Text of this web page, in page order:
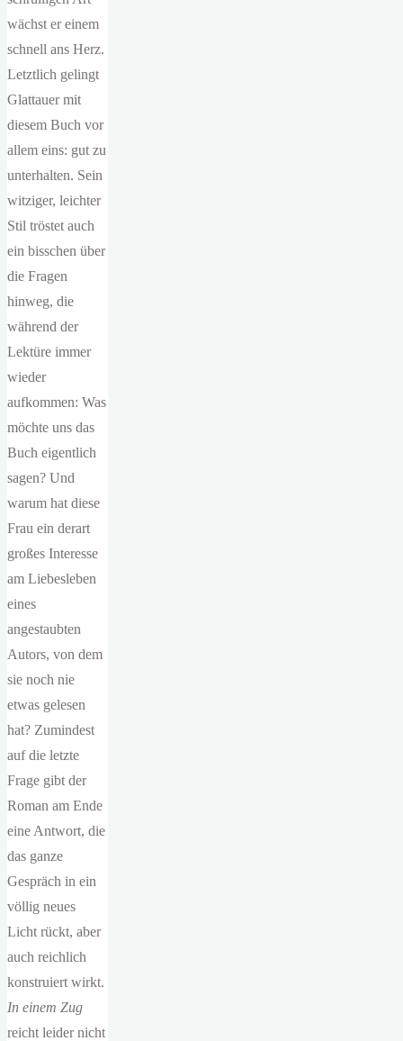
wächst er einem
schnell ans Herz.
Letztlich gelingt
Glattauer mit
diesem Buch vor
allem eins: gut zu
unterhalten. Sein
witziger, leichter
Stil tröstet auch
ein bisschen über
die Fragen
hinweg, die
während der
Lektüre immer
wieder
aufkommen: Was
möchte uns das
Buch eigentlich
sagen? Und
warum hat diese
Frau ein derart
großes Interesse
am Liebesleben
eines
angestaubten
Autors, von dem
sie noch nie
etwas gelesen
hat? Zumindest
auf die letzte
Frage gibt der
Roman am Ende
eine Antwort, die
das ganze
Gespräch in ein
völlig neues
Licht rückt, aber
auch reichlich
konstruiert wirkt.
In einem Zug
reicht leider nicht